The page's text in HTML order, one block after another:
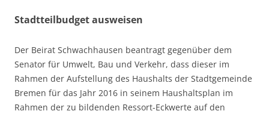
Stadtteilbudget ausweisen
Der Beirat Schwachhausen beantragt gegenüber dem
Senator für Umwelt, Bau und Verkehr, dass dieser im
Rahmen der Aufstellung des Haushalts der Stadtgemeinde
Bremen für das Jahr 2016 in seinem Haushaltsplan im
Rahmen der zu bildenden Ressort-Eckwerte auf den